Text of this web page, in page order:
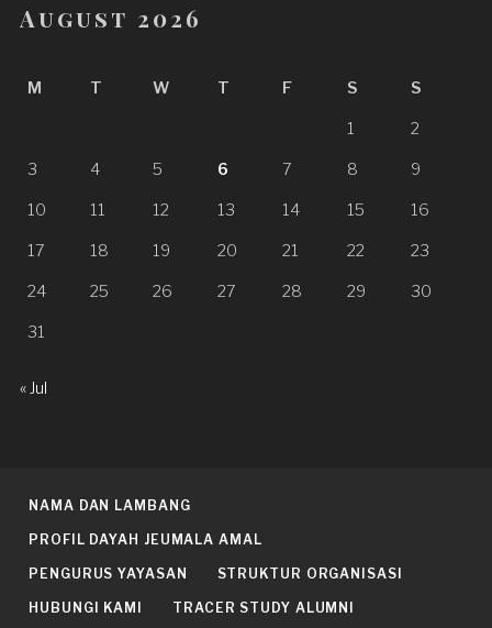
August 2026
M T W T F S S
1 2
3 4 5 6 7 8 9
10 11 12 13 14 15 16
17 18 19 20 21 22 23
24 25 26 27 28 29 30
31
« Jul
NAMA DAN LAMBANG
PROFIL DAYAH JEUMALA AMAL
PENGURUS YAYASAN STRUKTUR ORGANISASI
HUBUNGI KAMI TRACER STUDY ALUMNI